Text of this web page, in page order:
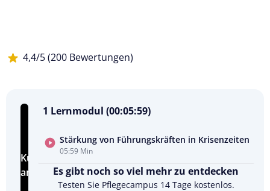
4,4/5 (200 Bewertungen)
Kursvorschau
ansehen
1 Lernmodul (00:05:59)
Stärkung von Führungskräften in Krisenzeiten
05:59 Min
Es gibt noch so viel mehr zu entdecken
Testen Sie Pflegecampus 14 Tage kostenlos.